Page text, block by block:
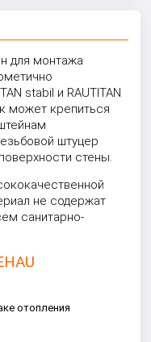
для монтажа
stabil и RAUTITAN
может крепиться
штуцер
стены.
не содержат
санитарно-
отопления